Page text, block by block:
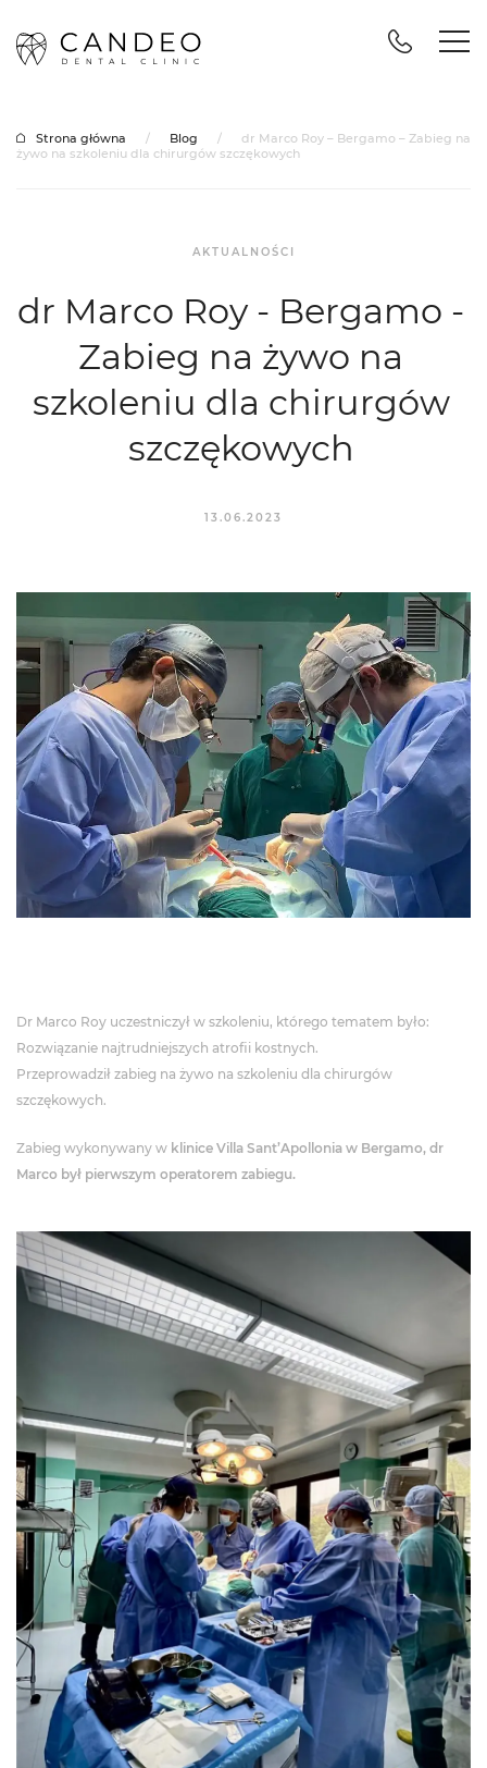
Strona główna / Blog /
dr Marco Roy – Bergamo – Zabieg na
żywo na szkoleniu dla chirurgów szczękowych
AKTUALNOŚCI
dr Marco Roy - Bergamo -
Zabieg na żywo na
szkoleniu dla chirurgów
szczękowych
13.06.2023
Dr Marco Roy uczestniczył w szkoleniu, którego tematem było:
Rozwiązanie najtrudniejszych atrofii kostnych.
Przeprowadził zabieg na żywo na szkoleniu dla chirurgów
szczękowych.
Zabieg wykonywany w klinice Villa Sant’Apollonia w Bergamo, dr
Marco był pierwszym operatorem zabiegu.